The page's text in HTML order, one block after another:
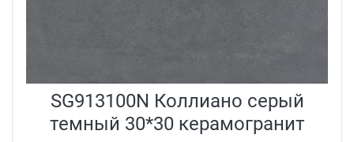
SG913100N Коллиано серый
темный 30*30 керамогранит